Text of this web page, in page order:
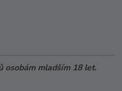
osobám mladším 18 let.